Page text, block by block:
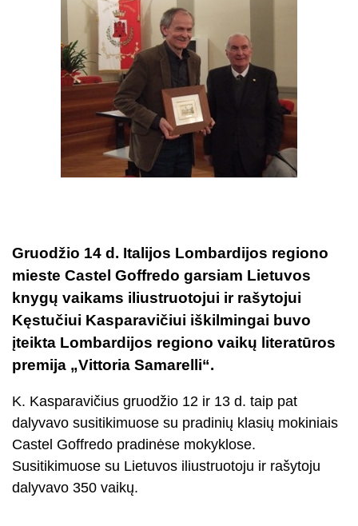
Gruodžio 14 d. Italijos Lombardijos regiono
mieste Castel Goffredo garsiam Lietuvos
knygų vaikams iliustruotojui ir rašytojui
Kęstučiui Kasparavičiui iškilmingai buvo
įteikta Lombardijos regiono vaikų literatūros
premija „Vittoria Samarelli“.
K. Kasparavičius gruodžio 12 ir 13 d. taip pat
dalyvavo susitikimuose su pradinių klasių mokiniais
Castel Goffredo pradinėse mokyklose.
Susitikimuose su Lietuvos iliustruotoju ir rašytoju
dalyvavo 350 vaikų.